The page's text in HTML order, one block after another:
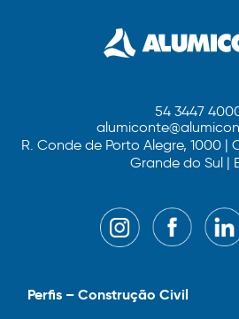
54 3447
R. Conde de Porto Alegre, 1000 |
Grande do Sul |
Perfis – Construção Civil